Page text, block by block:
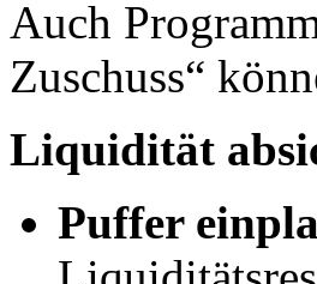
Auch
Zuschuss“
Liquidität
Puffer